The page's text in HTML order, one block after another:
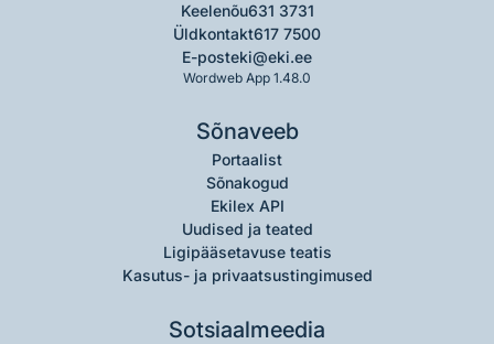
Keelenõu631 3731
Üldkontakt617 7500
E-posteki@eki.ee
Wordweb App 1.48.0
Sõnaveeb
Portaalist
Sõnakogud
Ekilex API
Uudised ja teated
Ligipääsetavuse teatis
Kasutus- ja privaatsustingimused
Sotsiaalmeedia